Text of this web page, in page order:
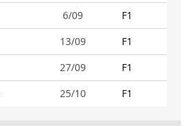
6/09
F1
13/09
F1
27/09
F1
25/10 F1